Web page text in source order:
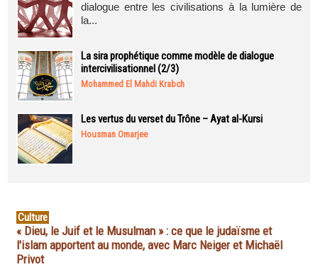
dialogue entre les civilisations à la lumière de
la...
La sira prophétique comme modèle de dialogue
intercivilisationnel (2/3)
Mohammed El Mahdi Krabch
Les vertus du verset du Trône – Ayat al-Kursi
Housman Omarjee
Culture
« Dieu, le Juif et le Musulman » : ce que le judaïsme et
l'islam apportent au monde, avec Marc Neiger et Michaël
Privot